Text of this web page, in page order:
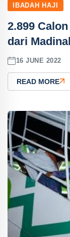
IBADAH HAJI
2.899
dari
16 JUNE 2022
READ MORE